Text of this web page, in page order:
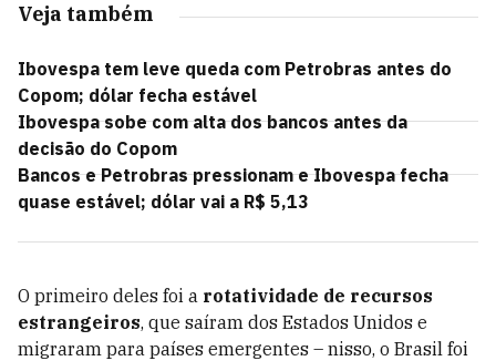
Veja também
Ibovespa tem leve queda com Petrobras antes do
Copom; dólar fecha estável
Ibovespa sobe com alta dos bancos antes da
decisão do Copom
Bancos e Petrobras pressionam e Ibovespa fecha
quase estável; dólar vai a R$ 5,13
O primeiro deles foi a rotatividade de recursos
estrangeiros, que saíram dos Estados Unidos e
migraram para países emergentes – nisso, o Brasil foi